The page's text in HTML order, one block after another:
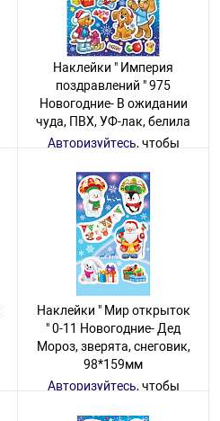
Наклейки " Империя
поздравлений " 975
Новогодние- В ожидании
чуда, ПВХ, УФ-лак, белила
Авторизуйтесь, чтобы
10 товаров
Наклейки " Мир открыток
" 0-11 Новогодние- Дед
Мороз, зверята, снеговик,
98*159мм
Авторизуйтесь, чтобы